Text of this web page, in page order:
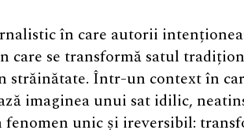
în care autorii
care se transformă satul
străinătate. Într-un context în
imaginea unui sat idilic,
unic și ireversibil: